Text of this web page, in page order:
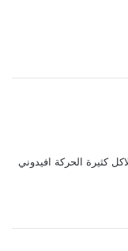
كثيرة الحركة افيدوني